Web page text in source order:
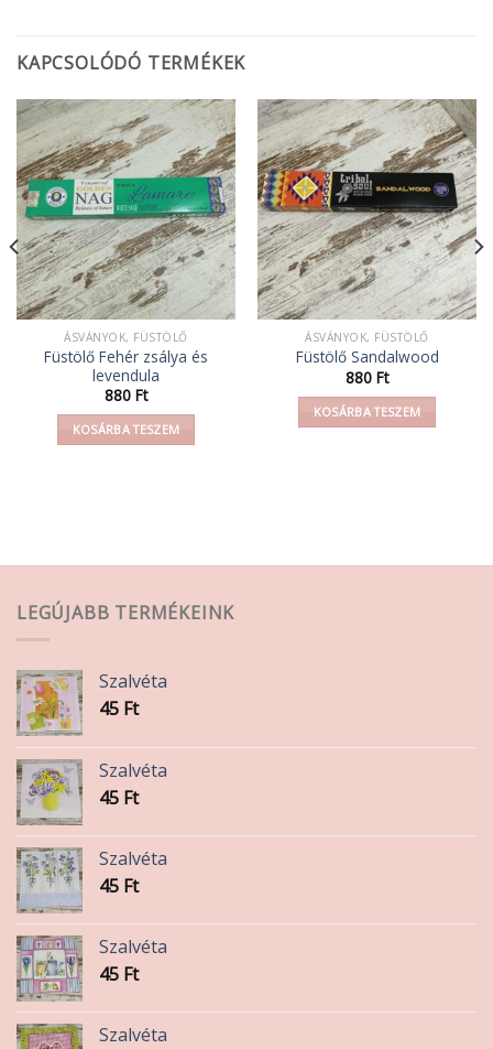
KAPCSOLÓDÓ TERMÉKEK
ÁSVÁNYOK, FÜSTÖLŐ
Füstölő Fehér zsálya és
levendula
880 Ft
KOSÁRBA TESZEM
ÁSVÁNYOK, FÜSTÖLŐ
Füstölő Sandalwood
880 Ft
KOSÁRBA TESZEM
LEGÚJABB TERMÉKEINK
Szalvéta
45 Ft
Szalvéta
45 Ft
Szalvéta
45 Ft
Szalvéta
45 Ft
Szalvéta